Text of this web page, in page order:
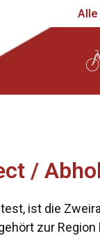
Alle
/
ist die
zur